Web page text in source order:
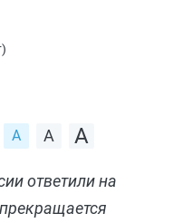
)
ответили на